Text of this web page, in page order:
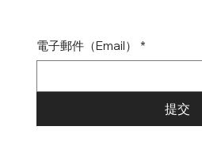
電子郵件（Email） *
提交